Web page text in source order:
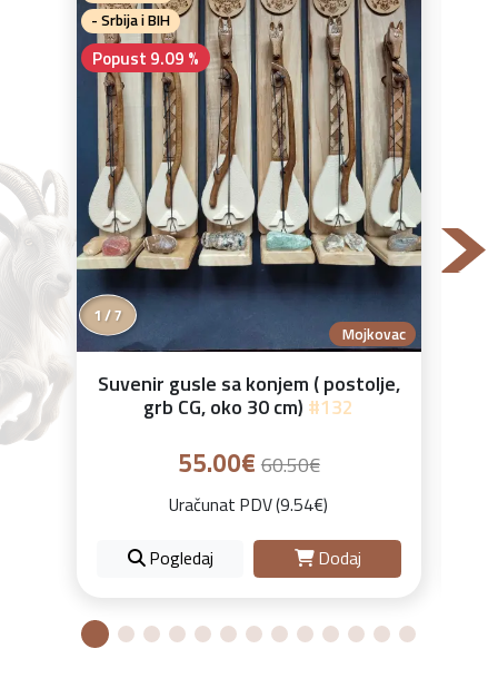
- Srbija i BIH
Popust 9.09 %
Mojkovac
1 / 7
Suvenir gusle sa konjem ( postolje,
grb CG, oko 30 cm) #132
55.00€ 60.50€
Uračunat PDV (9.54€)
Pogledaj
Dodaj